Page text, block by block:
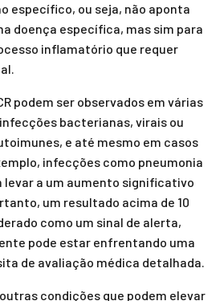
específico, ou seja, não aponta
doença específica, mas sim para
inflamatório que requer
podem ser observados em várias
bacterianas, virais ou
e até mesmo em casos
infecções como pneumonia
levar a um aumento significativo
um resultado acima de 10
como um sinal de alerta,
pode estar enfrentando uma
de avaliação médica detalhada.
condições que podem elevar